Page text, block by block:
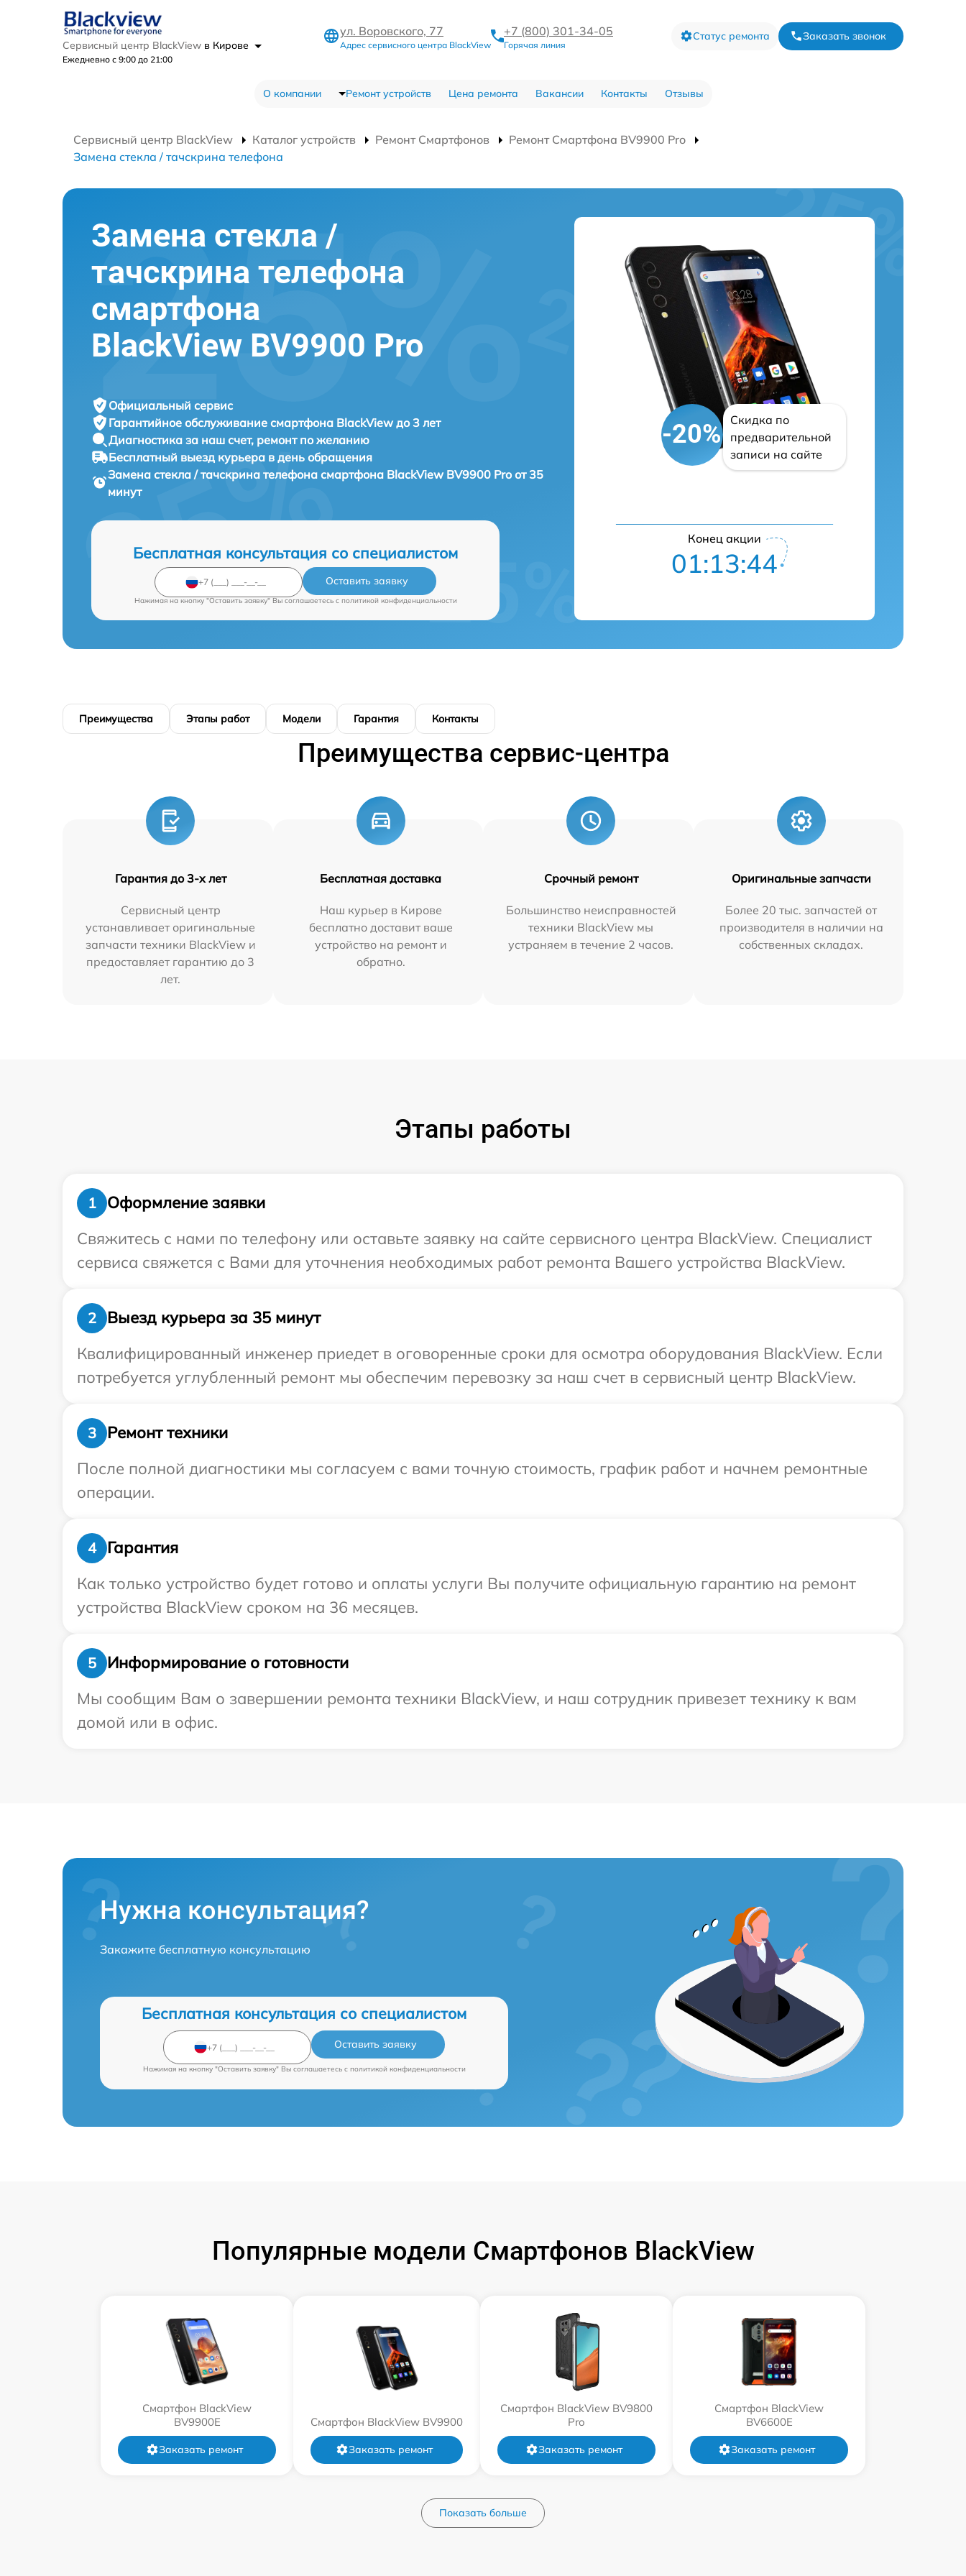
Сервисный центр BlackView в Кирове
Ежедневно с 9:00 до 21:00
ул. Воровского, 77
Адрес сервисного центра BlackView
+7 (800) 301-34-05
Горячая линия
Статус ремонта Заказать звонок
О компании Ремонт устройств Цена ремонта Вакансии Контакты Отзывы
Сервисный центр BlackView Каталог устройств Ремонт Смартфонов
Ремонт Смартфона BV9900 Pro
Замена стекла / тачскрина телефона
Замена стекла /
тачскрина телефона
смартфона
BlackView BV9900 Pro
Официальный сервис
Гарантийное обслуживание смартфона BlackView до 3 лет
Диагностика за наш счет, ремонт по желанию
Бесплатный выезд курьера в день обращения
Замена стекла / тачскрина телефона смартфона BlackView BV9900 Pro от 35
минут
Бесплатная консультация со специалистом
Оставить заявку
Нажимая на кнопку "Оставить заявку" Вы соглашаетесь c политикой конфиденциальности
-20%
Скидка по
предварительной
записи на сайте
Конец акции
01:13:43
Преимущества Этапы работ Модели Гарантия Контакты
Преимущества сервис-центра
Гарантия до 3-х лет
Сервисный центр
устанавливает оригинальные
запчасти техники BlackView и
предоставляет гарантию до 3
лет.
Бесплатная доставка
Наш курьер в Кирове
бесплатно доставит ваше
устройство на ремонт и
обратно.
Срочный ремонт
Большинство неисправностей
техники BlackView мы
устраняем в течение 2 часов.
Оригинальные запчасти
Более 20 тыс. запчастей от
производителя в наличии на
собственных складах.
Этапы работы
1
Оформление заявки
Свяжитесь с нами по телефону или оставьте заявку на сайте сервисного центра BlackView. Специалист
сервиса свяжется с Вами для уточнения необходимых работ ремонта Вашего устройства BlackView.
2
Выезд курьера за 35 минут
Квалифицированный инженер приедет в оговоренные сроки для осмотра оборудования BlackView. Если
потребуется углубленный ремонт мы обеспечим перевозку за наш счет в сервисный центр BlackView.
3
Ремонт техники
После полной диагностики мы согласуем с вами точную стоимость, график работ и начнем ремонтные
операции.
4
Гарантия
Как только устройство будет готово и оплаты услуги Вы получите официальную гарантию на ремонт
устройства BlackView сроком на 36 месяцев.
5
Информирование о готовности
Мы сообщим Вам о завершении ремонта техники BlackView, и наш сотрудник привезет технику к вам
домой или в офис.
Нужна консультация?
Закажите бесплатную консультацию
Бесплатная консультация со специалистом
Оставить заявку
Нажимая на кнопку "Оставить заявку" Вы соглашаетесь c политикой конфиденциальности
Популярные модели Смартфонов BlackView
Смартфон BlackView
BV9900E
Заказать ремонт
Смартфон BlackView BV9900
Заказать ремонт
Смартфон BlackView BV9800
Pro
Заказать ремонт
Смартфон BlackView
BV6600E
Заказать ремонт
Показать больше